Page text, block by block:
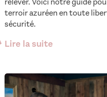
terroir azuréen en toute
sécurité.
Lire la suite